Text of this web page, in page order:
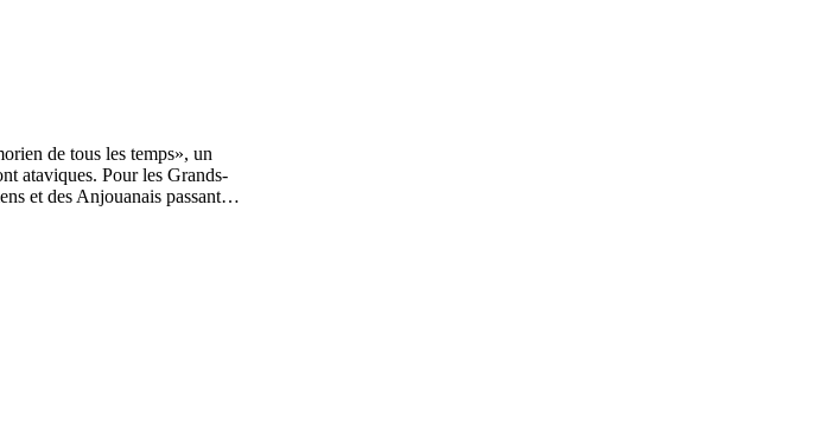
de tous les temps», un
ataviques. Pour les Grands-
et des Anjouanais passant…